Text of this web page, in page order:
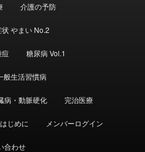
介護の予防
やまい No.2
糖尿病 Vol.1
般生活習慣病
病・動脈硬化 完治医療
はじめに メンバーログイン
合わせ